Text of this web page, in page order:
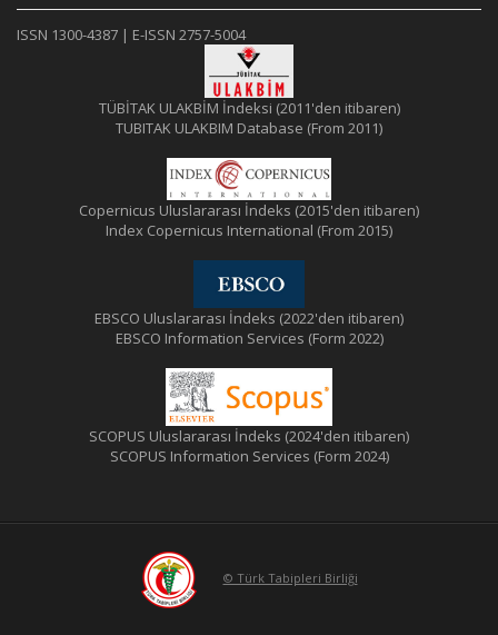
ISSN 1300-4387 | E-ISSN 2757-5004
TÜBİTAK ULAKBİM İndeksi (2011'den itibaren)
TUBITAK ULAKBIM Database (From 2011)
Copernicus Uluslararası İndeks (2015'den itibaren)
Index Copernicus International (From 2015)
EBSCO Uluslararası İndeks (2022'den itibaren)
EBSCO Information Services (Form 2022)
SCOPUS Uluslararası İndeks (2024'den itibaren)
SCOPUS Information Services (Form 2024)
© Türk Tabipleri Birliği